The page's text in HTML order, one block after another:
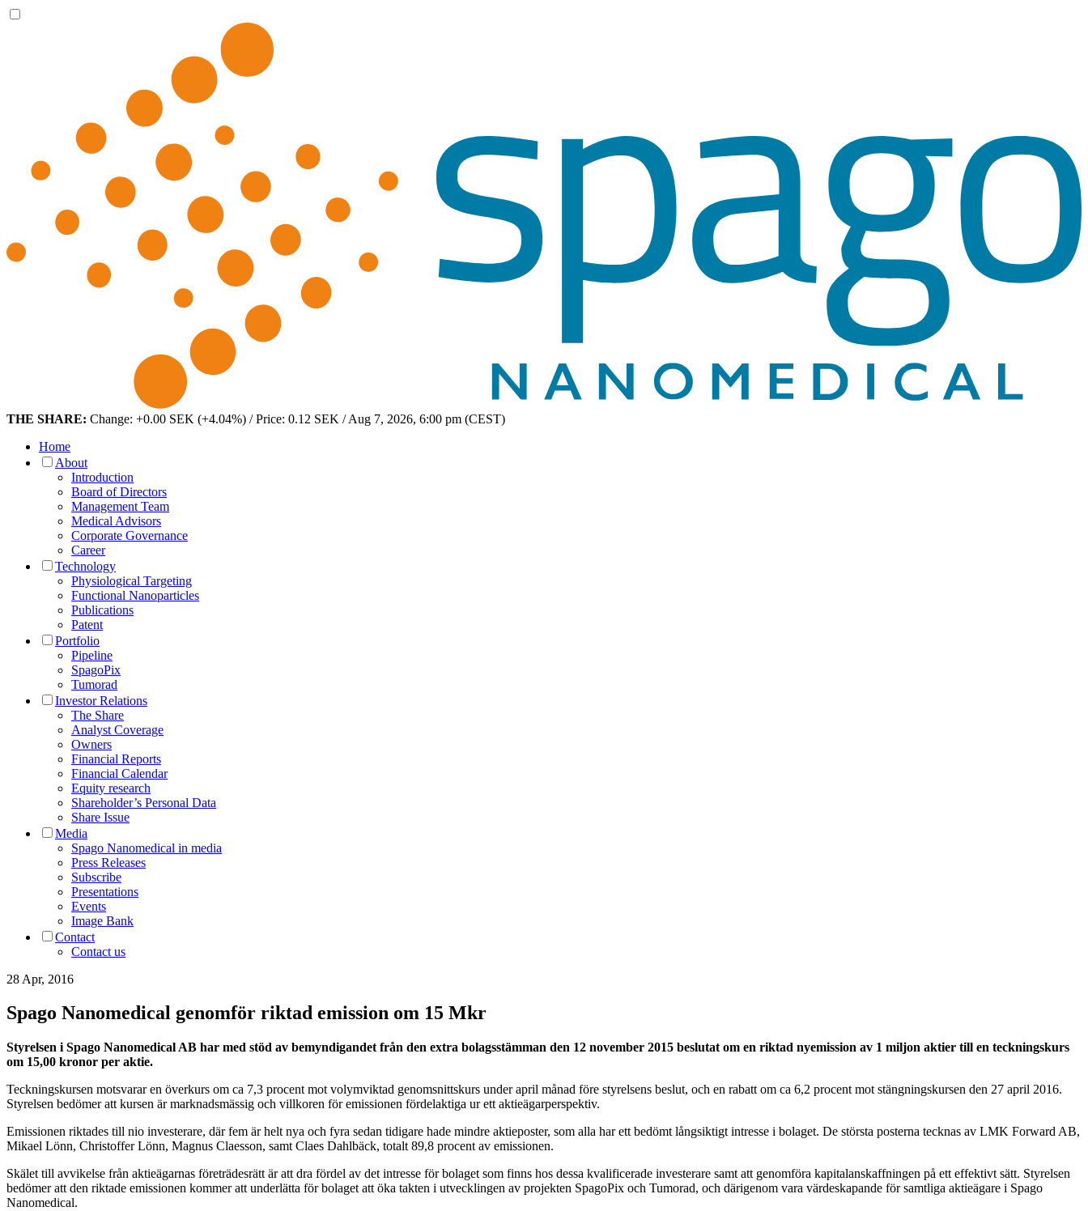
THE SHARE: Change: +0.00 SEK (+4.04%) / Price: 0.12 SEK / Aug 7, 2026, 6:00 pm (CEST)
Home
About
Introduction
Board of Directors
Management Team
Medical Advisors
Corporate Governance
Career
Technology
Physiological Targeting
Functional Nanoparticles
Publications
Patent
Portfolio
Pipeline
SpagoPix
Tumorad
Investor Relations
The Share
Analyst Coverage
Owners
Financial Reports
Financial Calendar
Equity research
Shareholder’s Personal Data
Share Issue
Media
Spago Nanomedical in media
Press Releases
Subscribe
Presentations
Events
Image Bank
Contact
Contact us
28 Apr, 2016
Spago Nanomedical genomför riktad emission om 15 Mkr
Styrelsen i Spago Nanomedical AB har med stöd av bemyndigandet från den extra bolagsstämman den 12 november 2015 beslutat om en riktad nyemission av 1 miljon aktier till en teckningskurs
om 15,00 kronor per aktie.
Teckningskursen motsvarar en överkurs om ca 7,3 procent mot volymviktad genomsnittskurs under april månad före styrelsens beslut, och en rabatt om ca 6,2 procent mot stängningskursen den 27 april 2016.
Styrelsen bedömer att kursen är marknadsmässig och villkoren för emissionen fördelaktiga ur ett aktieägarperspektiv.
Emissionen riktades till nio investerare, där fem är helt nya och fyra sedan tidigare hade mindre aktieposter, som alla har ett bedömt långsiktigt intresse i bolaget. De största posterna tecknas av LMK Forward AB,
Mikael Lönn, Christoffer Lönn, Magnus Claesson, samt Claes Dahlbäck, totalt 89,8 procent av emissionen.
Skälet till avvikelse från aktieägarnas företrädesrätt är att dra fördel av det intresse för bolaget som finns hos dessa kvalificerade investerare samt att genomföra kapitalanskaffningen på ett effektivt sätt. Styrelsen
bedömer att den riktade emissionen kommer att underlätta för bolaget att öka takten i utvecklingen av projekten SpagoPix och Tumorad, och därigenom vara värdeskapande för samtliga aktieägare i Spago
Nanomedical.